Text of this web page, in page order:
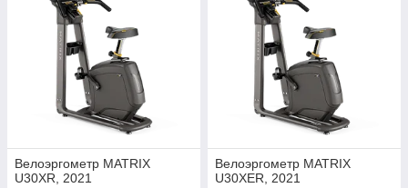
Велоэргометр MATRIX
U30XR, 2021
Велоэргометр MATRIX
U30XER, 2021